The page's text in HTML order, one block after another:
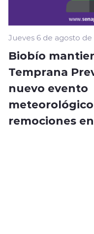
Jueves 6 de agosto de
Biobío
Temprana
nuevo evento
remociones